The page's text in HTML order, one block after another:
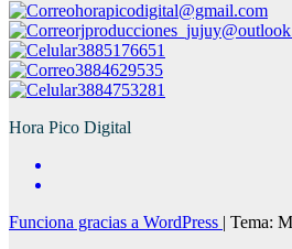
horapicodigital@gmail.com
3885176651
3884629535
3884753281
Hora Pico Digital
Funciona gracias a WordPress Tema: